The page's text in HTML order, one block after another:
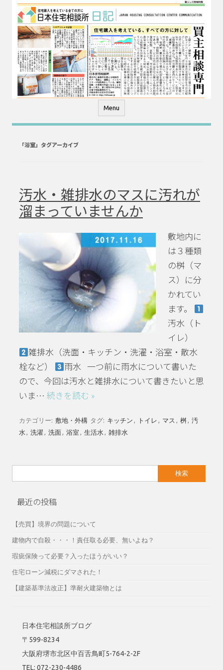
コ
テ
ン
ツ
へ
ス
キ
ッ
プ
Menu
「浴室」タグアーカイブ
汚水・雑排水のマスに汚れが
溜まっていませんか
敷地内に
は３種類
の桝（マ
ス）に分
かれてい
ます。
汚水（ト
イレ）
雑排水（洗面・キッチン・洗濯・浴室・散水
栓など）
雨水 一つ前に雨水について書いた
ので、今回は汚水と雑排水について書きたいと思
いま… 続きを読む »
カテゴリー: 敷地・外構 タグ: キッチン , トイレ , マス , 桝, 汚
水 , 洗濯 , 洗面, 浴室 , 生活水 , 雑排水
索:
最近の投稿
【売買】境界の問題について
建物内で自殺・・・！責任取る必要、無いよね？
瑕疵保険って必要？入ったほうがいい？
住宅ローン減税にダマされた！
【建築基準法改正】準耐火建築物とは
日本住宅相談所ブログ
〒599-8234
大阪府堺市北区中百舌鳥町5-764-2-2F
TEL: 072-230-4486